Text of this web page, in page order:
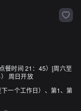
餐时间 21：45）[周六至
周日开放
一个工作日）、第1、第